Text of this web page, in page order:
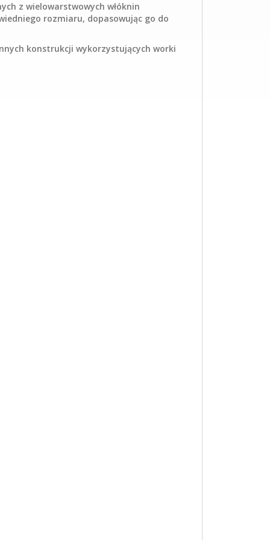
z wielowarstwowych włóknin
rozmiaru, dopasowując go do
konstrukcji wykorzystujących worki